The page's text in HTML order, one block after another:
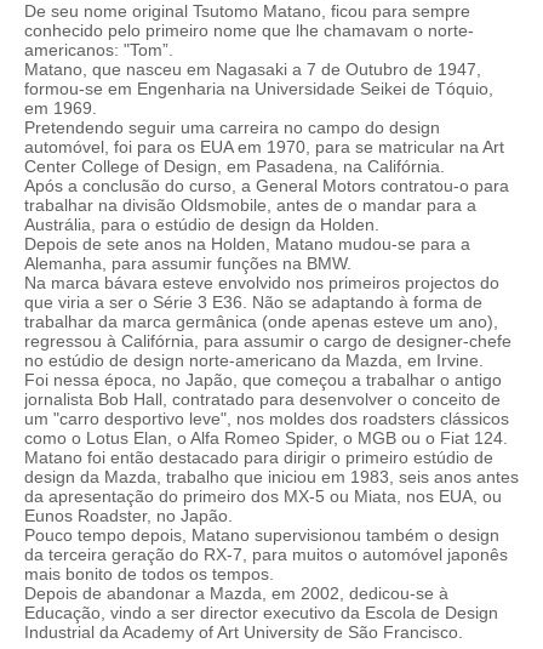
De seu nome original Tsutomo Matano, ficou para sempre
conhecido pelo primeiro nome que lhe chamavam o norte-
americanos: "Tom”.
Matano, que nasceu em Nagasaki a 7 de Outubro de 1947,
formou-se em Engenharia na Universidade Seikei de Tóquio,
em 1969.
Pretendendo seguir uma carreira no campo do design
automóvel, foi para os EUA em 1970, para se matricular na Art
Center College of Design, em Pasadena, na Califórnia.
Após a conclusão do curso, a General Motors contratou-o para
trabalhar na divisão Oldsmobile, antes de o mandar para a
Austrália, para o estúdio de design da Holden.
Depois de sete anos na Holden, Matano mudou-se para a
Alemanha, para assumir funções na BMW.
Na marca bávara esteve envolvido nos primeiros projectos do
que viria a ser o Série 3 E36. Não se adaptando à forma de
trabalhar da marca germânica (onde apenas esteve um ano),
regressou à Califórnia, para assumir o cargo de designer-chefe
no estúdio de design norte-americano da Mazda, em Irvine.
Foi nessa época, no Japão, que começou a trabalhar o antigo
jornalista Bob Hall, contratado para desenvolver o conceito de
um "carro desportivo leve", nos moldes dos roadsters clássicos
como o Lotus Elan, o Alfa Romeo Spider, o MGB ou o Fiat 124.
Matano foi então destacado para dirigir o primeiro estúdio de
design da Mazda, trabalho que iniciou em 1983, seis anos antes
da apresentação do primeiro dos MX-5 ou Miata, nos EUA, ou
Eunos Roadster, no Japão.
Pouco tempo depois, Matano supervisionou também o design
da terceira geração do RX-7, para muitos o automóvel japonês
mais bonito de todos os tempos.
Depois de abandonar a Mazda, em 2002, dedicou-se à
Educação, vindo a ser director executivo da Escola de Design
Industrial da Academy of Art University de São Francisco.